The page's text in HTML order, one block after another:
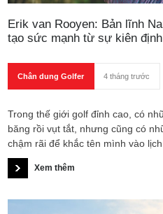
Erik van Rooyen: Bản lĩnh
tạo sức mạnh từ sự kiên định
Chân dung Golfer 4 tháng trước
Trong thế giới golf đỉnh cao, có
băng rồi vụt tắt, nhưng cũng có
chậm rãi để khắc tên mình vào
Rooyen chính là minh chứng cho
những đồng cỏ tại Nam Phi đến
Xem thêm